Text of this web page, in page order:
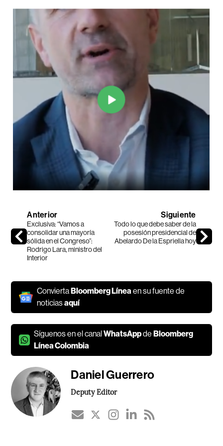
Anterior
Exclusiva: “Vamos a
consolidar una mayoría
sólida en el Congreso”:
Rodrigo Lara, ministro del
Interior
Siguiente
Todo lo que debe saber de la
posesión presidencial de
Abelardo De la Espriella hoy
ConviertaBloomberg Líneaen su fuente de
noticiasaquí
Síguenos en el canalWhatsAppdeBloomberg
Línea Colombia
Daniel Guerrero
Deputy Editor